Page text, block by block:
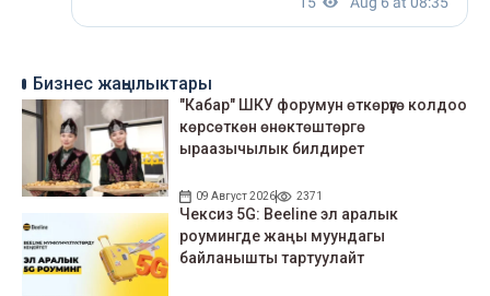
Бизнес жаңылыктары
"Кабар" ШКУ форумун өткөрүүгө колдоо
көрсөткөн өнөктөштөргө
ыраазычылык билдирет
09 Август 2026 2371
Чексиз 5G: Beeline эл аралык
роумингде жаңы муундагы
байланышты тартуулайт